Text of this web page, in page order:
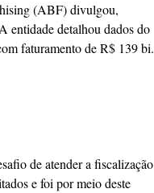
(ABF) divulgou,
entidade detalhou dados do
faturamento de R$ 139 bi.
de atender a fiscalização
e foi por meio deste